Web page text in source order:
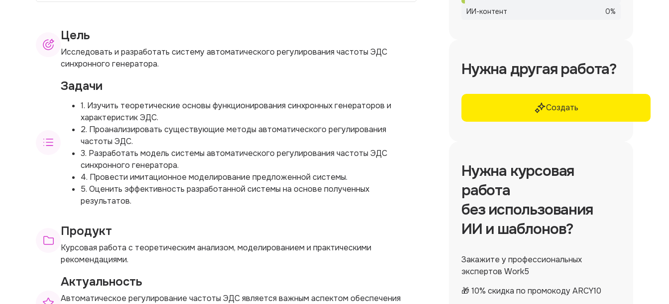
Цель
Исследовать и разработать систему автоматического регулирования частоты ЭДС
синхронного генератора.
Задачи
1. Изучить теоретические основы функционирования синхронных генераторов и
характеристик ЭДС.
2. Проанализировать существующие методы автоматического регулирования
частоты ЭДС.
3. Разработать модель системы автоматического регулирования частоты ЭДС
синхронного генератора.
4. Провести имитационное моделирование предложенной системы.
5. Оценить эффективность разработанной системы на основе полученных
результатов.
Продукт
Курсовая работа с теоретическим анализом, моделированием и практическими
рекомендациями.
Актуальность
Автоматическое регулирование частоты ЭДС является важным аспектом обеспечения
ИИ-контент
0%
Нужна другая работа?
Создать
Нужна курсовая
работа
без использования
ИИ и шаблонов?
Закажите у профессиональных
экспертов Work5
🎁 10% скидка по промокоду ARCY10